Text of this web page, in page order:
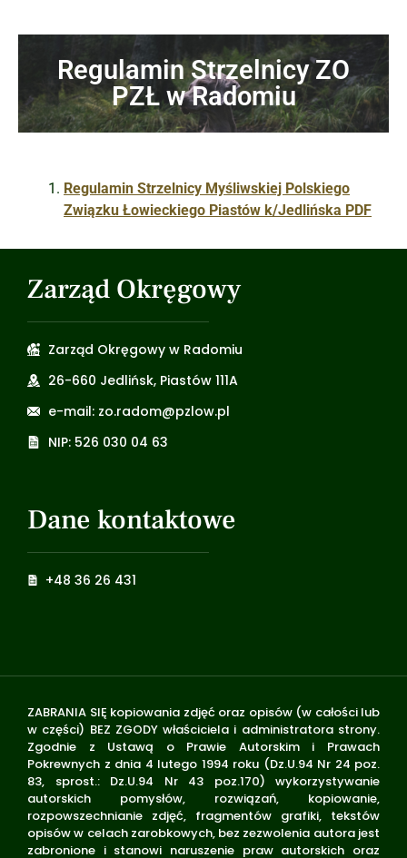
Regulamin Strzelnicy ZO
PZŁ w Radomiu
Regulamin Strzelnicy Myśliwskiej Polskiego
Związku Łowieckiego Piastów k/Jedlińska PDF
Zarząd Okręgowy
Zarząd Okręgowy w Radomiu
26-660 Jedlińsk, Piastów 111A
e-mail: zo.radom@pzlow.pl
NIP: 526 030 04 63
Dane kontaktowe
+48 36 26 431
ZABRANIA SIĘ kopiowania zdjęć oraz opisów (w całości lub
w części) BEZ ZGODY właściciela i administratora strony.
Zgodnie z Ustawą o Prawie Autorskim i Prawach
Pokrewnych z dnia 4 lutego 1994 roku (Dz.U.94 Nr 24 poz.
83, sprost.: Dz.U.94 Nr 43 poz.170) wykorzystywanie
autorskich pomysłów, rozwiązań, kopiowanie,
rozpowszechnianie zdjęć, fragmentów grafiki, tekstów
opisów w celach zarobkowych, bez zezwolenia autora jest
zabronione i stanowi naruszenie praw autorskich oraz